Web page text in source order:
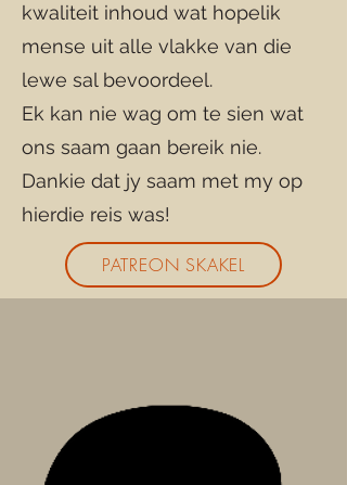
kwaliteit inhoud wat hopelik
mense uit alle vlakke van die
lewe sal bevoordeel.
Ek kan nie wag om te sien wat
ons saam gaan bereik nie.
Dankie dat jy saam met my op
hierdie reis was!
PATREON SKAKEL